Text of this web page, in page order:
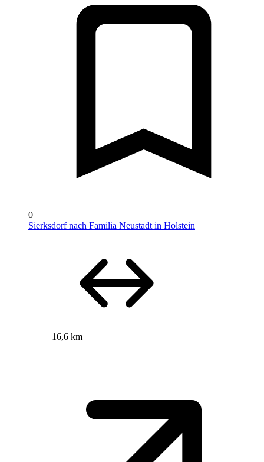
0
Sierksdorf nach Familia Neustadt in Holstein
16,6 km